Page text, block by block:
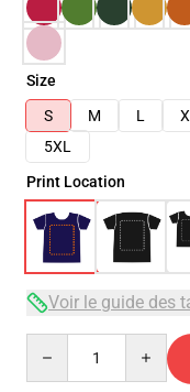
Size
S
M L
5XL
Print Location
Voir le guide des